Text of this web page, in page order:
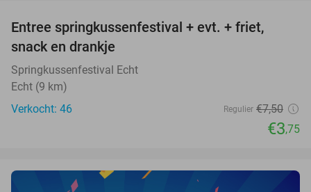
TODAY
Entree springkussenfestival + evt. + friet,
snack en drankje
Springkussenfestival Echt
Echt (9 km)
Verkocht: 46
Regulier €7,50
€3,75